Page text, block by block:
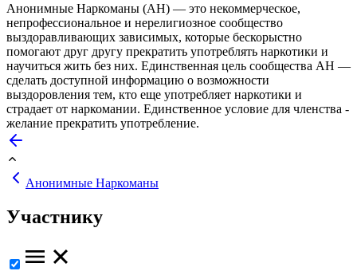
Анонимные Наркоманы (АН) — это некоммерческое,
непрофессиональное и нерелигиозное сообщество
выздоравливающих зависимых, которые бескорыстно
помогают друг другу прекратить употреблять наркотики и
научиться жить без них. Единственная цель сообщества АН —
сделать доступной информацию о возможности
выздоровления тем, кто еще употребляет наркотики и
страдает от наркомании. Единственное условие для членства -
желание прекратить употребление.
Анонимные Наркоманы
Участнику